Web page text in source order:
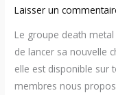
Laisser un
Le groupe death
de lancer sa nouvelle
elle est disponible sur
membres nous